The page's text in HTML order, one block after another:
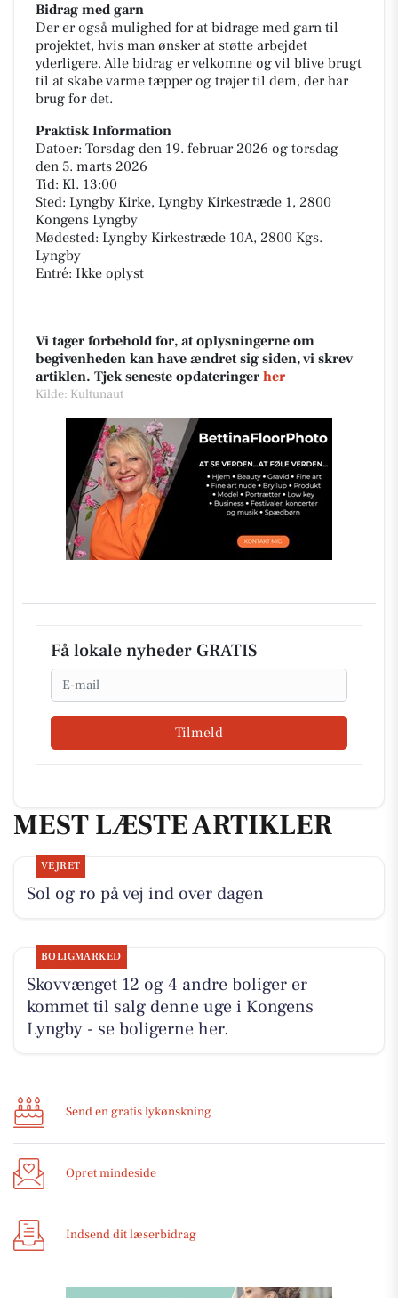
Bidrag med garn
Der er også mulighed for at bidrage med garn til
projektet, hvis man ønsker at støtte arbejdet
yderligere. Alle bidrag er velkomne og vil blive brugt
til at skabe varme tæpper og trøjer til dem, der har
brug for det.
Praktisk Information
Datoer: Torsdag den 19. februar 2026 og torsdag
den 5. marts 2026
Tid: Kl. 13:00
Sted: Lyngby Kirke, Lyngby Kirkestræde 1, 2800
Kongens Lyngby
Mødested: Lyngby Kirkestræde 10A, 2800 Kgs.
Lyngby
Entré: Ikke oplyst
Vi tager forbehold for, at oplysningerne om
begivenheden kan have ændret sig siden, vi skrev
artiklen. Tjek seneste opdateringer her
Kilde: Kultunaut
Få lokale nyheder GRATIS
Email
Tilmeld
MEST LÆSTE ARTIKLER
VEJRET
Sol og ro på vej ind over dagen
BOLIGMARKED
Skovvænget 12 og 4 andre boliger er
kommet til salg denne uge i Kongens
Lyngby - se boligerne her.
Send en gratis lykønskning
Opret mindeside
Indsend dit læserbidrag